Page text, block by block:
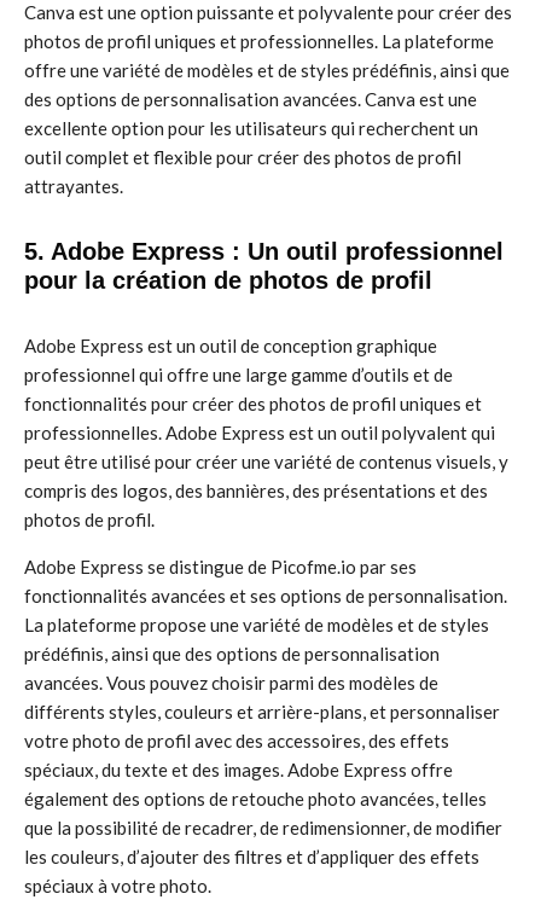
Canva est une option puissante et polyvalente pour créer des
photos de profil uniques et professionnelles. La plateforme
offre une variété de modèles et de styles prédéfinis, ainsi que
des options de personnalisation avancées. Canva est une
excellente option pour les utilisateurs qui recherchent un
outil complet et flexible pour créer des photos de profil
attrayantes.
5. Adobe Express : Un outil professionnel
pour la création de photos de profil
Adobe Express est un outil de conception graphique
professionnel qui offre une large gamme d’outils et de
fonctionnalités pour créer des photos de profil uniques et
professionnelles. Adobe Express est un outil polyvalent qui
peut être utilisé pour créer une variété de contenus visuels, y
compris des logos, des bannières, des présentations et des
photos de profil.
Adobe Express se distingue de Picofme.io par ses
fonctionnalités avancées et ses options de personnalisation.
La plateforme propose une variété de modèles et de styles
prédéfinis, ainsi que des options de personnalisation
avancées. Vous pouvez choisir parmi des modèles de
différents styles, couleurs et arrière-plans, et personnaliser
votre photo de profil avec des accessoires, des effets
spéciaux, du texte et des images. Adobe Express offre
également des options de retouche photo avancées, telles
que la possibilité de recadrer, de redimensionner, de modifier
les couleurs, d’ajouter des filtres et d’appliquer des effets
spéciaux à votre photo.